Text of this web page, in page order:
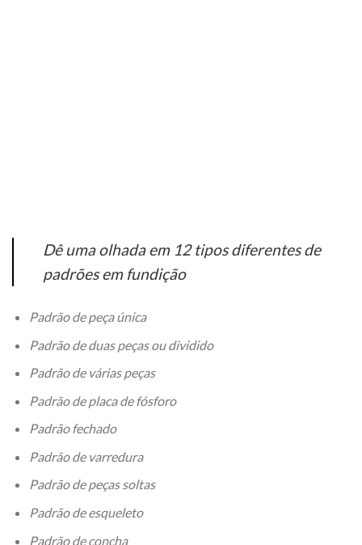
Dê uma olhada em 12 tipos diferentes de
padrões em fundição
Padrão de peça única
Padrão de duas peças ou dividido
Padrão de várias peças
Padrão de placa de fósforo
Padrão fechado
Padrão de varredura
Padrão de peças soltas
Padrão de esqueleto
Padrão de concha